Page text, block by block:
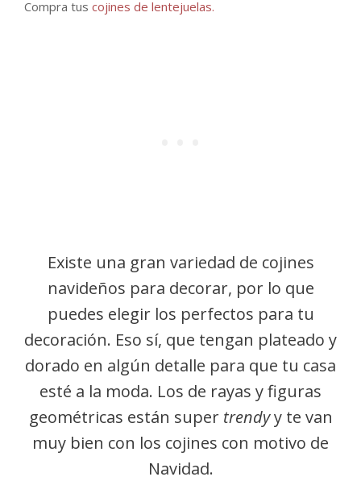
Compra tus cojines de lentejuelas.
Existe una gran variedad de cojines
navideños para decorar, por lo que
puedes elegir los perfectos para tu
decoración. Eso sí, que tengan plateado y
dorado en algún detalle para que tu casa
esté a la moda. Los de rayas y figuras
geométricas están super trendyy te van
muy bien con los cojines con motivo de
Navidad.